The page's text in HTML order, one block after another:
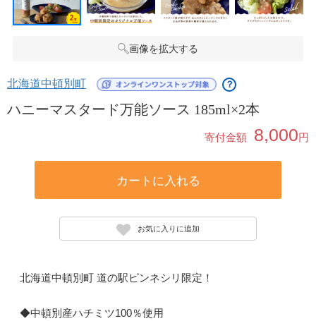
画像を拡大する
北海道中頓別町 ？
ハニーマスタード万能ソース 185ml×2本
寄付金額 8,000円
カートに入れる
お気に入りに追加
北海道中頓別町 道の駅ピンネシリ限定！
◆中頓別産ハチミツ100％使用